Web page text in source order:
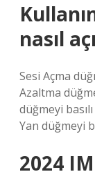
nasıl
Sesi Açma
Azaltma
düğmeyi
Yan düğmeyi
2024